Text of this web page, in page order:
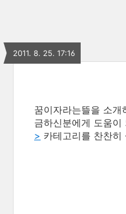
2011. 8. 25. 17:16
꿈이자라는뜰을 소
금하신분에게 도움
> 카테고리를 찬찬히